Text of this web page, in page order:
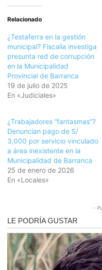
Relacionado
¿Testaferra en la gestión
municipal? Fiscalía investiga
presunta red de corrupción
en la Municipalidad
Provincial de Barranca
19 de julio de 2025
En «Judiciales»
¿Trabajadores “fantasmas”?
Denuncian pago de S/
3,000 por servicio vinculado
a área inexistente en la
Municipalidad de Barranca
25 de enero de 2026
En «Locales»
-